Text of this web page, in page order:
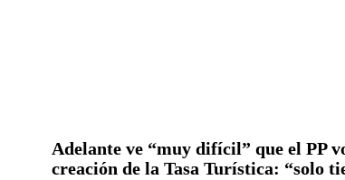
Adelante ve “muy difícil” que el PP
creación de la Tasa Turística: “solo